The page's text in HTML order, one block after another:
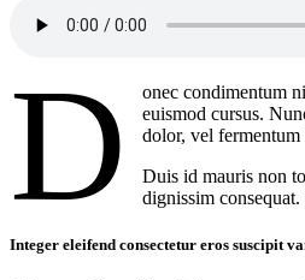
D
onec condimentum
euismod cursus.
dolor, vel
Duis id mauris non
dignissim
Integer eleifend consectetur eros suscipit